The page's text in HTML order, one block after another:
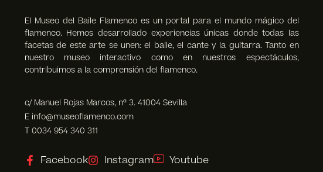
El Museo del Baile Flamenco es un portal para el mundo mágico del
flamenco. Hemos desarrollado experiencias únicas donde todas las
facetas de este arte se unen: el baile, el cante y la guitarra. Tanto en
nuestro museo interactivo como en nuestros espectáculos,
contribuimos a la comprensión del flamenco.
c/ Manuel Rojas Marcos, nº 3. 41004 Sevilla
E info@museoflamenco.com
T 0034 954 340 311
Facebook Instagram Youtube